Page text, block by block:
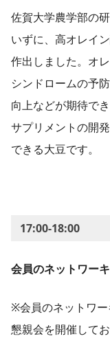
佐賀大学農学部の
いずに、高オレイ
作出しました。オ
シンドロームの予
向上などが期待で
サプリメントの開
できる大豆です。
17:00-18:00
会員のネットワー
※会員のネットワ
懇親会を開催して